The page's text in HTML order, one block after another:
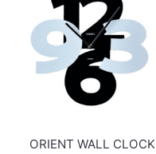
ORIENT WALL CLOCK